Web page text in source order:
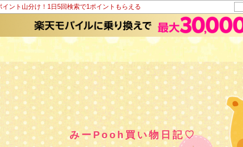
イント山分け！1日5回検索で1ポイントもらえる
みーPooh買い物日記♡